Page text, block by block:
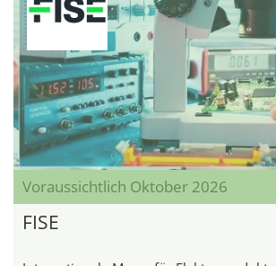
Voraussichtlich Oktober 2026
FISE